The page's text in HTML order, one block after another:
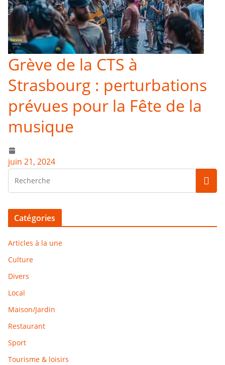
Grève de la CTS à
Strasbourg : perturbations
prévues pour la Fête de la
musique
juin 21, 2024
Catégories
Articles à la une
Culture
Divers
Local
Maison/Jardin
Restaurant
Sport
Tourisme & loisirs